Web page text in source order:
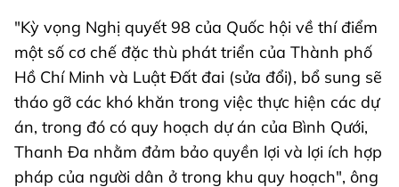
"Kỳ vọng Nghị quyết 98 của Quốc hội về thí điểm
một số cơ chế đặc thù phát triển của Thành phố
Hồ Chí Minh và Luật Đất đai (sửa đổi), bổ sung sẽ
tháo gỡ các khó khăn trong việc thực hiện các dự
án, trong đó có quy hoạch dự án của Bình Qưới,
Thanh Đa nhằm đảm bảo quyền lợi và lợi ích hợp
pháp của người dân ở trong khu quy hoạch", ông